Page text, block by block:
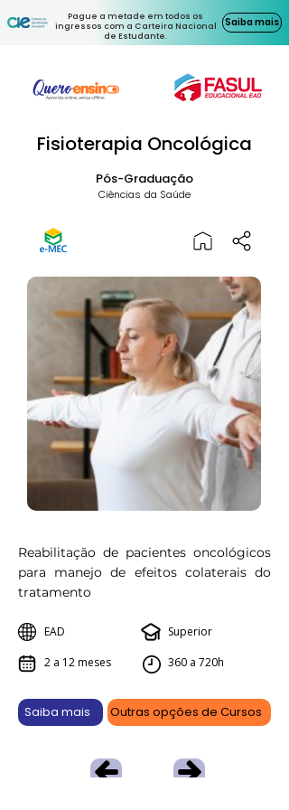
Pague a metade em todos os
ingressos com a Carteira Nacional
de Estudante.
Saiba mais
Fisioterapia Oncológica
Pós-Graduação
Ciências da Saúde
Reabilitação de pacientes oncológicos
para manejo de efeitos colaterais do
tratamento
EAD
2 a 12 meses
Superior
360 a 720h
Saiba mais Outras opções de Cursos